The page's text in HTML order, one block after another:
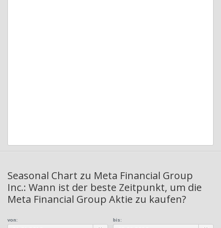
Seasonal Chart zu Meta Financial Group
Inc.: Wann ist der beste Zeitpunkt, um die
Meta Financial Group Aktie zu kaufen?
von: bis: